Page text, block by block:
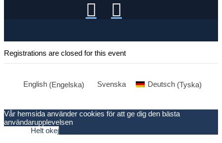
Registrations are closed for this event
English (Engelska) Svenska Deutsch (Tyska)
Vår hemsida använder cookies för att ge dig den bästa
användarupplevelsen
Helt okej